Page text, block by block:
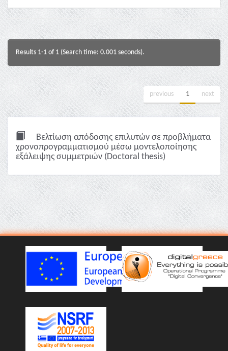
Results 1-1 of 1 (Search time: 0.001 seconds).
previous 1 next
Βελτίωση απόδοσης επιλυτών σε προβλήματα
χρονοπρογραμματισμού μέσω μοντελοποίησης
εξάλειψης συμμετριών (Doctoral thesis)